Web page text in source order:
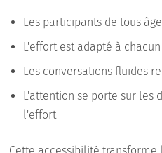
Les participants de tous
L'effort est adapté à chacun
Les conversations fluides
L'attention se porte sur les
l'effort